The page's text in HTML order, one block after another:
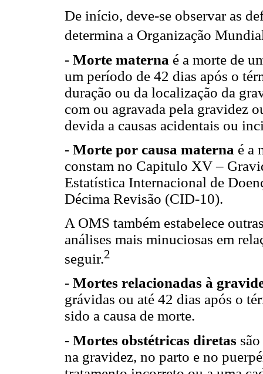
De início, deve-se observar as
determina a Organização
- Morte materna é a morte de
um período de 42 dias após o
duração ou da localização da
com ou agravada pela gravidez
devida a causas acidentais ou
- Morte por causa materna é a
constam no Capitulo XV –
Estatística Internacional de
Décima Revisão (CID-10).
A OMS também estabelece
análises mais minuciosas em
seguir.2
- Mortes relacionadas à
grávidas ou até 42 dias após o
sido a causa de morte.
- Mortes obstétricas diretas
na gravidez, no parto e no